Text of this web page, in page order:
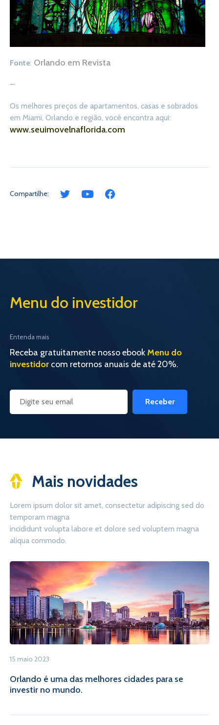
Fonte: Orlando em Revista
—
Os melhores preços de apartamentos, casas e sobrados
em Miami, Orlando e região, você encontra aqui:
www.seuimovelnaflorida.com
Compartilhe:
Menu do investidor
Entenda mais
Receba gratuitamente nosso ebookMenu do
investidor com retornos anuais de até 20%.
Receber
Mais novidades
Lorem ipsum dolor sit amet, consectetur adipiscing sed do
temporam magna
incididunt volupta labore et dolore sed voluptem magna
aliqua commodo.
15 maio 2023
Orlando é uma das melhores cidades para se
investir no mundo.